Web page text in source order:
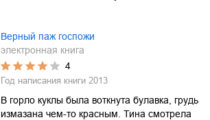
Верный паж госпожи
электронная книга
4
Год написания книги 2013
В горло куклы была воткнута булавка, грудь
измазана чем-то красным. Тина смотрела